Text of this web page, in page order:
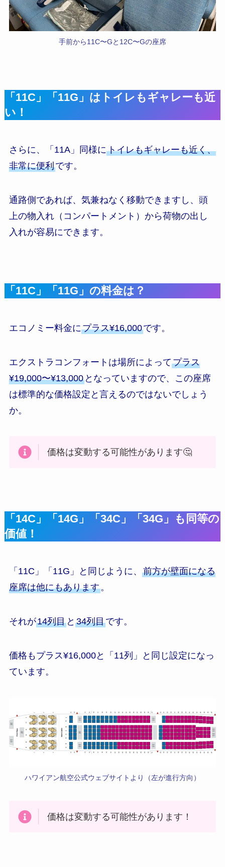
手前から11C〜Gと12C〜Gの座席
「11C」「11G」はトイレもギャレーも近
い！
さらに、「11A」同様にトイレもギャレーも近く、
非常に便利です。
通路側であれば、気兼ねなく移動できますし、頭
上の物入れ（コンパートメント）から荷物の出し
入れが容易にできます。
「11C」「11G」の料金は？
エコノミー料金にプラス¥16,000です。
エクストラコンフォートは場所によってプラス
¥19,000〜¥13,000となっていますので、この座席
は標準的な価格設定と言えるのではないでしょう
か。
価格は変動する可能性があります🤔
「14C」「14G」「34C」「34G」も同等の
価値！
「11C」「11G」と同じように、 前方が壁面になる
座席は他にもあります。
それが14列目と 34列目です。
価格もプラス¥16,000と「11列」と同じ設定になっ
ています。
ハワイアン航空公式ウェブサイトより（左が進行方向）
価格は変動する可能性があります！